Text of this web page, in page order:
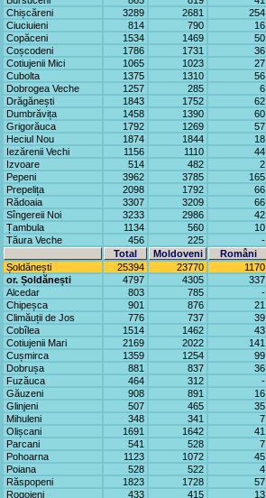
Chișcăreni
3289 2681 254
Ciuciuieni
814 790 16
Copăceni
1534 1469 50
Coșcodeni
1786 1731 36
Cotiujenii Mici
1065 1023 27
Cubolta
1375 1310 56
Dobrogea Veche
1257 285 6
Drăgănești
1843 1752 62
Dumbrăvița
1458 1390 60
Grigorăuca
1792 1269 57
Heciul Nou
1874 1844 18
Iezărenii Vechi
1156 1110 44
Izvoare
514 482 2
Pepeni
3962 3785 165
Prepelița
2098 1792 66
Rădoaia
3307 3209 66
Sîngereii Noi
3233 2986 42
Țambula
1134 560 10
Tăura Veche
456 225 -
Total
Moldoveni Români
Șoldănești
25394 23770 1170
or. Șoldănești
4797 4305 337
Alcedar
803 785 -
Chipeșca
901 876 21
Climăuții de Jos
776 737 39
Cobîlea
1514 1462 43
Cotiujenii Mari
2169 2022 141
Cușmirca
1359 1254 99
Dobrușa
881 837 36
Fuzăuca
464 312 -
Găuzeni
908 891 16
Glinjeni
507 465 35
Mihuleni
348 341 7
Olișcani
1691 1642 41
Parcani
541 528 7
Pohoarna
1123 1072 45
Poiana
528 522 4
Răspopeni
1823 1728 57
Rogojeni
433 415 13